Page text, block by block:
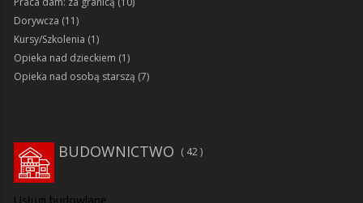
Dorywcza (11)
Kursy/Szkolenia (1)
Opieka nad dzieckiem (1)
Opieka nad osobą starszą (7)
BUDOWNICTWO 42